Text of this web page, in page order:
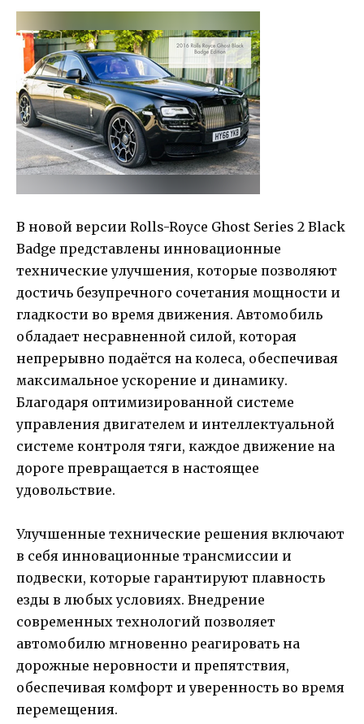
В новой версии Rolls-Royce Ghost Series 2 Black
Badge представлены инновационные
технические улучшения, которые позволяют
достичь безупречного сочетания мощности и
гладкости во время движения. Автомобиль
обладает несравненной силой, которая
непрерывно подаётся на колеса, обеспечивая
максимальное ускорение и динамику.
Благодаря оптимизированной системе
управления двигателем и интеллектуальной
системе контроля тяги, каждое движение на
дороге превращается в настоящее
удовольствие.
Улучшенные технические решения включают
в себя инновационные трансмиссии и
подвески, которые гарантируют плавность
езды в любых условиях. Внедрение
современных технологий позволяет
автомобилю мгновенно реагировать на
дорожные неровности и препятствия,
обеспечивая комфорт и уверенность во время
перемещения.